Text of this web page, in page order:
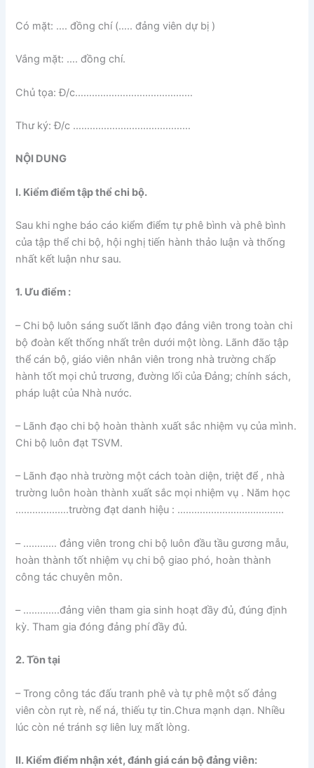
Có mặt: …. đồng chí (….. đảng viên dự bị )
Vắng mặt: …. đồng chí.
Chủ tọa: Đ/c……………………………………
Thư ký: Đ/c ……………………………………
NỘI DUNG
I. Kiểm điểm tập thể chi bộ.
Sau khi nghe báo cáo kiểm điểm tự phê bình và phê bình
của tập thể chi bộ, hội nghị tiến hành thảo luận và thống
nhất kết luận như sau.
1. Ưu điểm :
– Chi bộ luôn sáng suốt lãnh đạo đảng viên trong toàn chi
bộ đoàn kết thống nhất trên dưới một lòng. Lãnh đão tập
thể cán bộ, giáo viên nhân viên trong nhà trường chấp
hành tốt mọi chủ trương, đường lối của Đảng; chính sách,
pháp luật của Nhà nước.
– Lãnh đạo chi bộ hoàn thành xuất sắc nhiệm vụ của mình.
Chi bộ luôn đạt TSVM.
– Lãnh đạo nhà trường một cách toàn diện, triệt để , nhà
trường luôn hoàn thành xuất sắc mọi nhiệm vụ . Năm học
……………….trường đạt danh hiệu : ………………………………..
– ………… đảng viên trong chi bộ luôn đầu tầu gương mẫu,
hoàn thành tốt nhiệm vụ chi bộ giao phó, hoàn thành
công tác chuyên môn.
– ………….đảng viên tham gia sinh hoạt đầy đủ, đúng định
kỳ. Tham gia đóng đảng phí đầy đủ.
2. Tồn tại
– Trong công tác đấu tranh phê và tự phê một số đảng
viên còn rụt rè, nể ná, thiếu tự tin.Chưa mạnh dạn. Nhiều
lúc còn né tránh sợ liên luỵ mất lòng.
II. Kiểm điểm nhận xét, đánh giá cán bộ đảng viên: